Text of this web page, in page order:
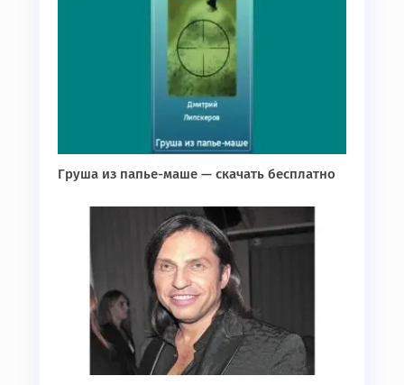
Груша из папье-маше — скачать бесплатно